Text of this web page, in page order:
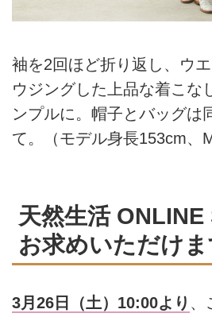
袖を2回ほど折り返し、ウ
ウジングした上品な着こな
ンプルに。帽子とバッグは
て。（モデル身長153cm、
天然生活 ONLINE
お求めいただけ
3月26日（土）10:00より 、